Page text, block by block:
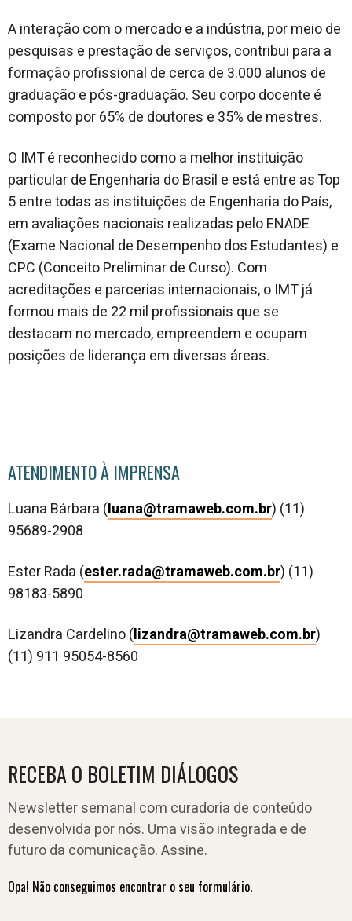
A interação com o mercado e a indústria, por meio de
pesquisas e prestação de serviços, contribui para a
formação profissional de cerca de 3.000 alunos de
graduação e pós-graduação. Seu corpo docente é
composto por 65% de doutores e 35% de mestres.
O IMT é reconhecido como a melhor instituição
particular de Engenharia do Brasil e está entre as Top
5 entre todas as instituições de Engenharia do País,
em avaliações nacionais realizadas pelo ENADE
(Exame Nacional de Desempenho dos Estudantes) e
CPC (Conceito Preliminar de Curso). Com
acreditações e parcerias internacionais, o IMT já
formou mais de 22 mil profissionais que se
destacam no mercado, empreendem e ocupam
posições de liderança em diversas áreas.
ATENDIMENTO À IMPRENSA
Luana Bárbara (luana@tramaweb.com.br) (11)
95689-2908
Ester Rada (ester.rada@tramaweb.com.br) (11)
98183-5890
Lizandra Cardelino (lizandra@tramaweb.com.br)
(11) 911 95054-8560
RECEBA O BOLETIM DIÁLOGOS
Newsletter semanal com curadoria de conteúdo
desenvolvida por nós. Uma visão integrada e de
futuro da comunicação. Assine.
Opa! Não conseguimos encontrar o seu formulário.